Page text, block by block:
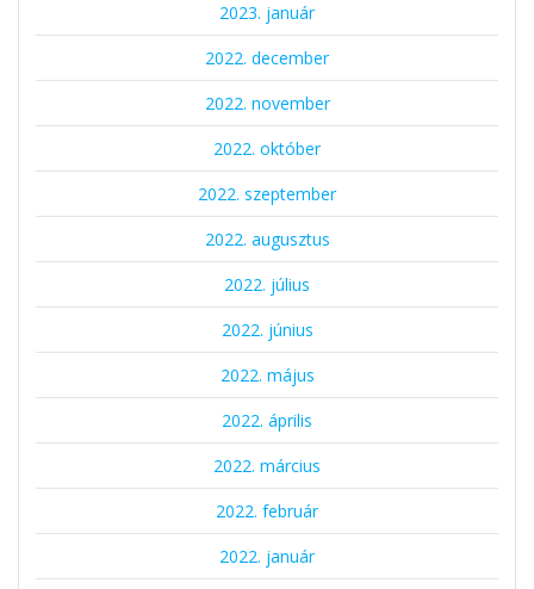
2023. január
2022. december
2022. november
2022. október
2022. szeptember
2022. augusztus
2022. július
2022. június
2022. május
2022. április
2022. március
2022. február
2022. január